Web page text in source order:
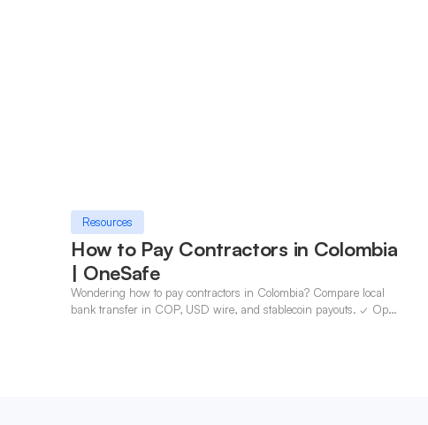
Resources
How to Pay Contractors in Colombia
| OneSafe
Wondering how to pay contractors in Colombia? Compare local
bank transfer in COP, USD wire, and stablecoin payouts. ✓ Open